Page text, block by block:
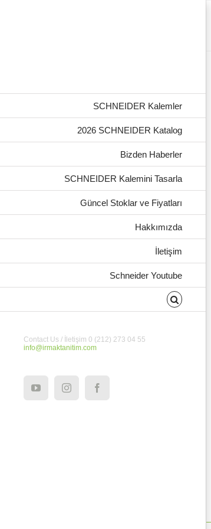
SCHNEIDER Kalemler
2026 SCHNEIDER Katalog
Bizden Haberler
SCHNEIDER Kalemini Tasarla
Güncel Stoklar ve Fiyatları
Hakkımızda
İletişim
Schneider Youtube
Contact Us / İletişim 0 (212) 273 04 55
info@irmaktanitim.com
YouTubeInstagramFacebook